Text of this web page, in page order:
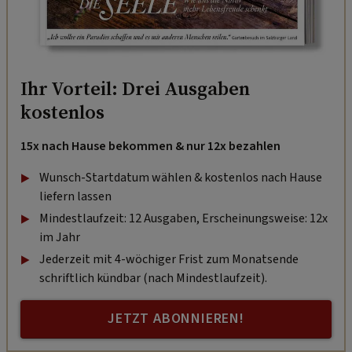
Ihr Vorteil: Drei Ausgaben
kostenlos
15x nach Hause bekommen & nur 12x bezahlen
Wunsch-Startdatum wählen & kostenlos nach Hause
liefern lassen
Mindestlaufzeit: 12 Ausgaben, Erscheinungsweise: 12x
im Jahr
Jederzeit mit 4-wöchiger Frist zum Monatsende
schriftlich kündbar (nach Mindestlaufzeit).
JETZT ABONNIEREN!